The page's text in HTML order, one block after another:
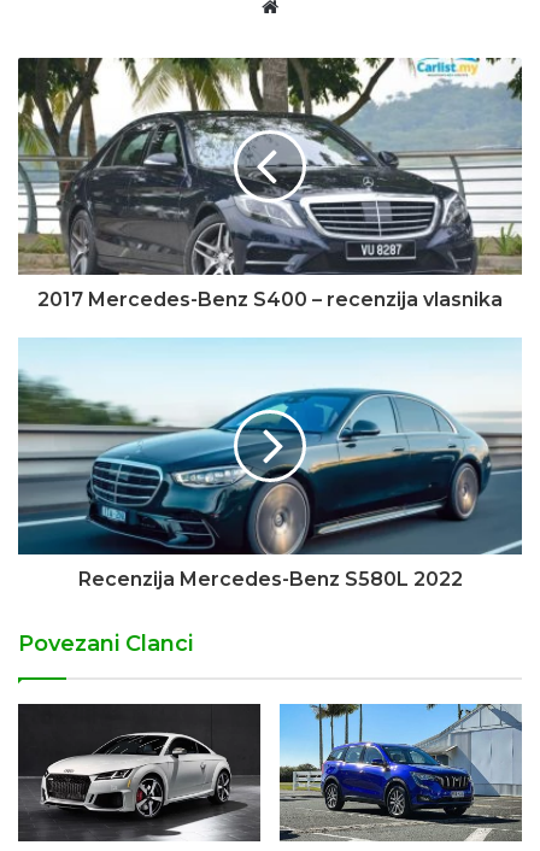
Website
2017 Mercedes-Benz S400 – recenzija vlasnika
Recenzija Mercedes-Benz S580L 2022
Povezani Clanci